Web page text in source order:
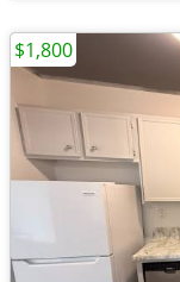
$1,800